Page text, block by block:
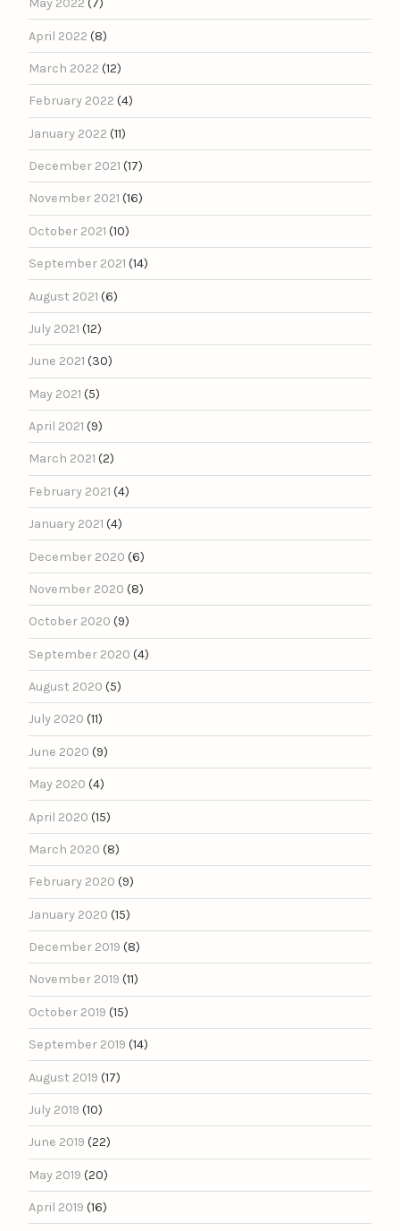
May 2022 (7)
April 2022 (8)
March 2022 (12)
February 2022 (4)
January 2022 (11)
December 2021 (17)
November 2021 (16)
October 2021 (10)
September 2021 (14)
August 2021 (6)
July 2021 (12)
June 2021 (30)
May 2021 (5)
April 2021 (9)
March 2021 (2)
February 2021 (4)
January 2021 (4)
December 2020 (6)
November 2020 (8)
October 2020 (9)
September 2020 (4)
August 2020 (5)
July 2020 (11)
June 2020 (9)
May 2020 (4)
April 2020 (15)
March 2020 (8)
February 2020 (9)
January 2020 (15)
December 2019 (8)
November 2019 (11)
October 2019 (15)
September 2019 (14)
August 2019 (17)
July 2019 (10)
June 2019 (22)
May 2019 (20)
April 2019 (16)